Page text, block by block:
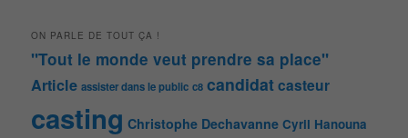
ON PARLE DE TOUT ÇA !
"Tout le monde veut prendre sa place"
Article assister dans le public c8 candidatcasteur
casting Christophe Dechavanne Cyril Hanouna